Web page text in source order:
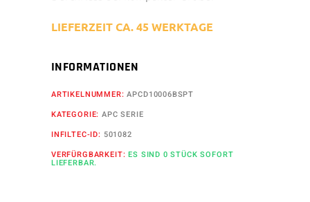
LIEFERZEIT CA. 45 WERKTAGE
INFORMATIONEN
ARTIKELNUMMER:APCD10006BSPT
KATEGORIE:APC SERIE
INFILTEC-ID: 501082
VERFÜRGBARKEIT:ES SIND 0 STÜCK SOFORT
LIEFERBAR.